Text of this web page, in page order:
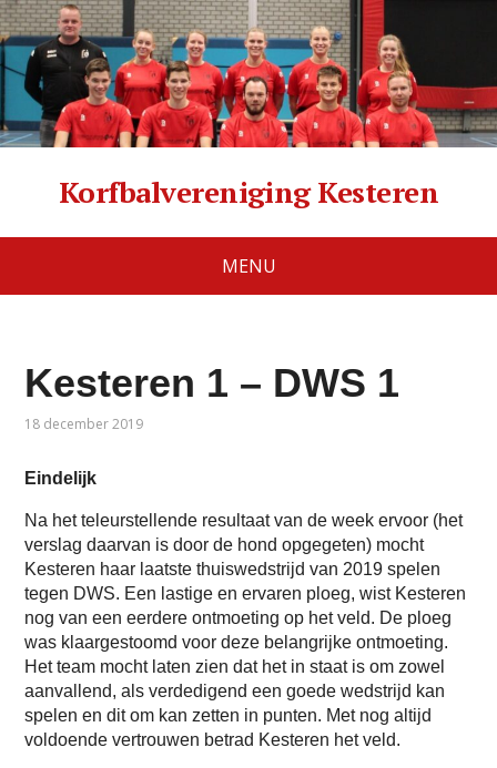
Korfbalvereniging Kesteren
MENU
Kesteren 1 – DWS 1
18 december 2019
Eindelijk
Na het teleurstellende resultaat van de week ervoor (het
verslag daarvan is door de hond opgegeten) mocht
Kesteren haar laatste thuiswedstrijd van 2019 spelen
tegen DWS. Een lastige en ervaren ploeg, wist Kesteren
nog van een eerdere ontmoeting op het veld. De ploeg
was klaargestoomd voor deze belangrijke ontmoeting.
Het team mocht laten zien dat het in staat is om zowel
aanvallend, als verdedigend een goede wedstrijd kan
spelen en dit om kan zetten in punten. Met nog altijd
voldoende vertrouwen betrad Kesteren het veld.